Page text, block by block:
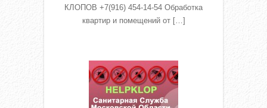
КЛОПОВ +7(916) 454-14-54 Обработка
квартир и помещений от […]